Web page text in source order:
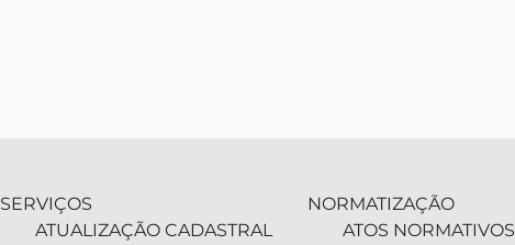
SERVIÇOS
ATUALIZAÇÃO CADASTRAL
NORMATIZAÇÃO
ATOS NORMATIVOS